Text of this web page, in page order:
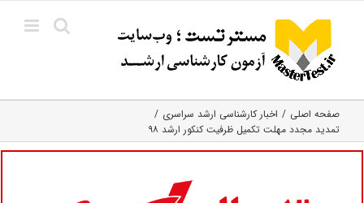
content
صفحه اصلی
اخبار کارشناسی ارشد سراسری
تمدید مجدد مهلت تکمیل ظرفیت کنکور ارشد ۹۸